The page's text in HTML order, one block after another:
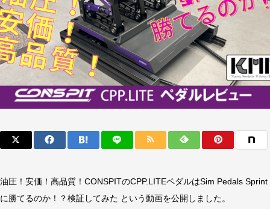
油圧！安価！高品質！CONSPITのCPP.LITEペダルはSim Pedals Sprint
に勝てるのか！？検証してみた という動画を公開しました。